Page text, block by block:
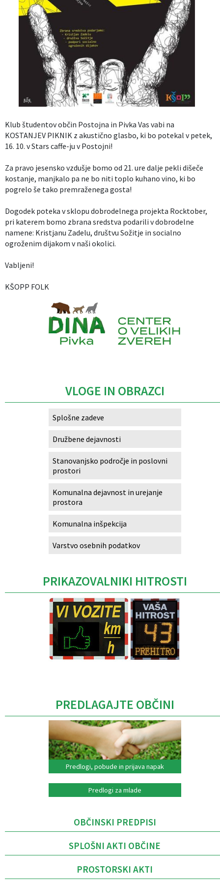
Klub študentov občin Postojna in Pivka Vas vabi na
KOSTANJEV PIKNIK z akustično glasbo, ki bo potekal v petek,
16. 10. v Stars caffe-ju v Postojni!
Za pravo jesensko vzdušje bomo od 21. ure dalje pekli dišeče
kostanje, manjkalo pa ne bo niti toplo kuhano vino, ki bo
pogrelo še tako premraženega gosta!
Dogodek poteka v sklopu dobrodelnega projekta Rocktober,
pri katerem bomo zbrana sredstva podarili v dobrodelne
namene: Kristjanu Zadelu, društvu Sožitje in socialno
ogroženim dijakom v naši okolici.
Vabljeni!
KŠOPP FOLK
VLOGE IN OBRAZCI
Splošne zadeve
Družbene dejavnosti
Stanovanjsko področje in poslovni
prostori
Komunalna dejavnost in urejanje
prostora
Komunalna inšpekcija
Varstvo osebnih podatkov
PRIKAZOVALNIKI HITROSTI
PREDLAGAJTE OBČINI
Predlogi, pobude in prijava napak
Predlogi za mlade
OBČINSKI PREDPISI
SPLOŠNI AKTI OBČINE
PROSTORSKI AKTI
Izobraževanje
Kultura, šport in turizem
Sociala in zdravstvo
Skupna občinska uprava